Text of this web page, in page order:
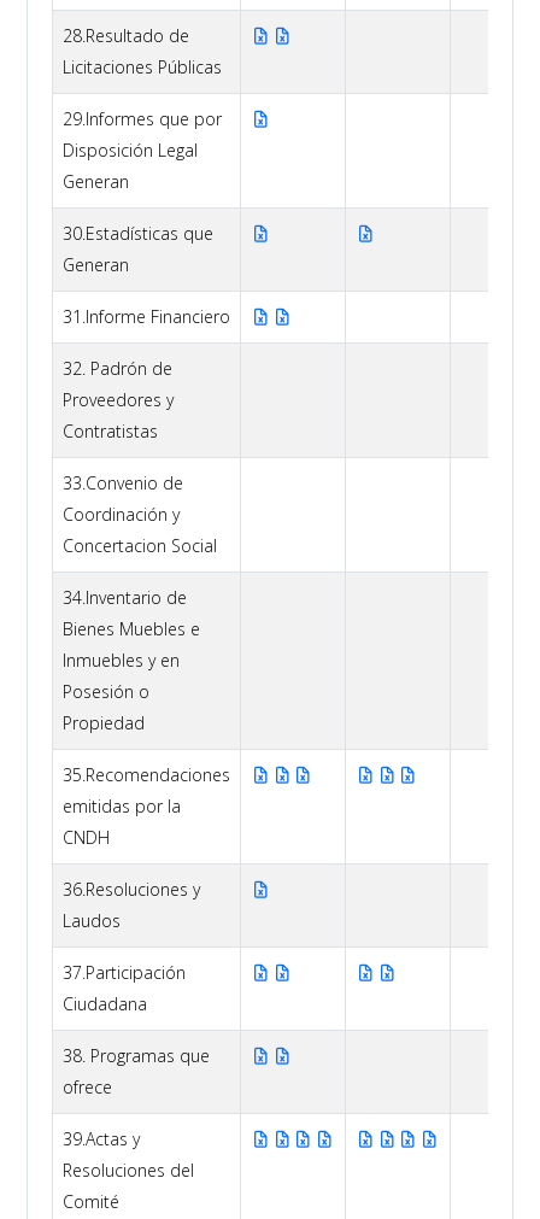
28.Resultado de
Licitaciones Públicas
29.Informes que por
Disposición Legal
Generan
30.Estadísticas que
Generan
31.Informe Financiero
32. Padrón de
Proveedores y
Contratistas
33.Convenio de
Coordinación y
Concertacion Social
34.Inventario de
Bienes Muebles e
Inmuebles y en
Posesión o
Propiedad
35.Recomendaciones
emitidas por la
CNDH
36.Resoluciones y
Laudos
37.Participación
Ciudadana
38. Programas que
ofrece
39.Actas y
Resoluciones del
Comité